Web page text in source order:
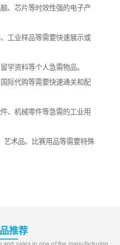
、芯片等时效性强的电子产
工业样品等需要快速展示或
学资料等个人急需物品。
际代购等需要快速通关和配
、机械零件等急需的工业用
艺术品、比赛用品等需要特殊
推荐